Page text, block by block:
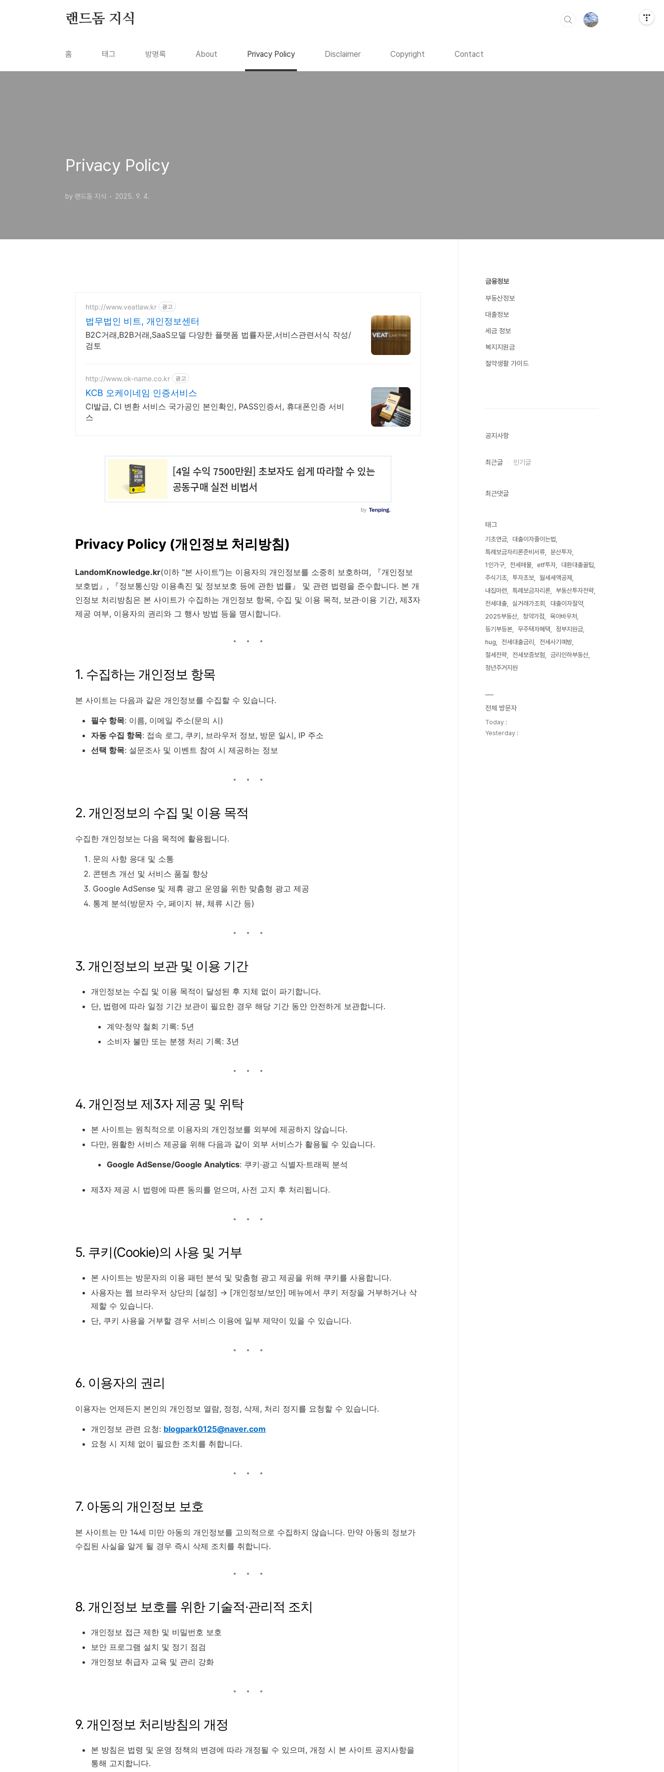
랜드돔 지식
홈 태그 방명록 About Privacy Policy Disclaimer Copyright Contact
Privacy Policy
by 랜드돔 지식 2025. 9. 4.
http://www.veatlaw.kr 광고
법무법인 비트, 개인정보센터
B2C거래,B2B거래,SaaS모델 다양한 플랫폼 법률자문,서비스관련서식 작성/
검토
http://www.ok-name.co.kr 광고
KCB 오케이네임 인증서비스
CI발급, CI 변환 서비스 국가공인 본인확인, PASS인증서, 휴대폰인증 서비
스
Privacy Policy (개인정보 처리방침)
LandomKnowledge.kr(이하 "본 사이트")는 이용자의 개인정보를 소중히 보호하며, 『개인정보
보호법』, 『정보통신망 이용촉진 및 정보보호 등에 관한 법률』 및 관련 법령을 준수합니다. 본 개
인정보 처리방침은 본 사이트가 수집하는 개인정보 항목, 수집 및 이용 목적, 보관·이용 기간, 제3자
제공 여부, 이용자의 권리와 그 행사 방법 등을 명시합니다.
1. 수집하는 개인정보 항목
본 사이트는 다음과 같은 개인정보를 수집할 수 있습니다.
필수 항목: 이름, 이메일 주소(문의 시)
자동 수집 항목: 접속 로그, 쿠키, 브라우저 정보, 방문 일시, IP 주소
선택 항목: 설문조사 및 이벤트 참여 시 제공하는 정보
2. 개인정보의 수집 및 이용 목적
수집한 개인정보는 다음 목적에 활용됩니다.
문의 사항 응대 및 소통
콘텐츠 개선 및 서비스 품질 향상
Google AdSense 및 제휴 광고 운영을 위한 맞춤형 광고 제공
통계 분석(방문자 수, 페이지 뷰, 체류 시간 등)
3. 개인정보의 보관 및 이용 기간
개인정보는 수집 및 이용 목적이 달성된 후 지체 없이 파기합니다.
단, 법령에 따라 일정 기간 보관이 필요한 경우 해당 기간 동안 안전하게 보관합니다.
계약·청약 철회 기록: 5년
소비자 불만 또는 분쟁 처리 기록: 3년
4. 개인정보 제3자 제공 및 위탁
본 사이트는 원칙적으로 이용자의 개인정보를 외부에 제공하지 않습니다.
다만, 원활한 서비스 제공을 위해 다음과 같이 외부 서비스가 활용될 수 있습니다.
Google AdSense/Google Analytics: 쿠키·광고 식별자·트래픽 분석
제3자 제공 시 법령에 따른 동의를 얻으며, 사전 고지 후 처리됩니다.
5. 쿠키(Cookie)의 사용 및 거부
본 사이트는 방문자의 이용 패턴 분석 및 맞춤형 광고 제공을 위해 쿠키를 사용합니다.
사용자는 웹 브라우저 상단의 [설정] → [개인정보/보안] 메뉴에서 쿠키 저장을 거부하거나 삭
제할 수 있습니다.
단, 쿠키 사용을 거부할 경우 서비스 이용에 일부 제약이 있을 수 있습니다.
6. 이용자의 권리
이용자는 언제든지 본인의 개인정보 열람, 정정, 삭제, 처리 정지를 요청할 수 있습니다.
개인정보 관련 요청: blogpark0125@naver.com
요청 시 지체 없이 필요한 조치를 취합니다.
7. 아동의 개인정보 보호
본 사이트는 만 14세 미만 아동의 개인정보를 고의적으로 수집하지 않습니다. 만약 아동의 정보가
수집된 사실을 알게 될 경우 즉시 삭제 조치를 취합니다.
8. 개인정보 보호를 위한 기술적·관리적 조치
개인정보 접근 제한 및 비밀번호 보호
보안 프로그램 설치 및 정기 점검
개인정보 취급자 교육 및 관리 강화
9. 개인정보 처리방침의 개정
본 방침은 법령 및 운영 정책의 변경에 따라 개정될 수 있으며, 개정 시 본 사이트 공지사항을
통해 고지합니다.
금융정보
부동산정보
대출정보
세금 정보
복지지원금
절약생활 가이드
공지사항
최근글 인기글
최근댓글
태그
기초연금
대출이자줄이는법
특례보금자리론준비서류
분산투자
1인가구
전세매물 etf투자
대환대출꿀팁
주식기초
투자초보
월세세액공제
내집마련
특례보금자리론
부동산투자전략
전세대출
실거래가조회
대출이자절약
2025부동산
청약가점
육아바우처
등기부등본
무주택자혜택
정부지원금
hug
전세대출금리
전세사기예방
절세전략
전세보증보험
금리인하부동산
청년주거지원
전체 방문자
Today :
Yesterday :